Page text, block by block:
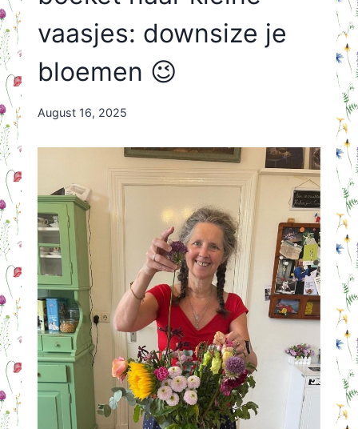
vaasjes: downsize je
bloemen 😉
By
Orriëns
August 16, 2025